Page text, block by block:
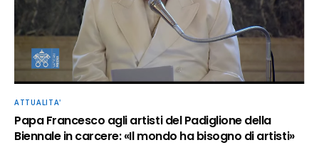
ATTUALITA'
Papa Francesco agli artisti del Padiglione della
Biennale in carcere: «Il mondo ha bisogno di artisti»